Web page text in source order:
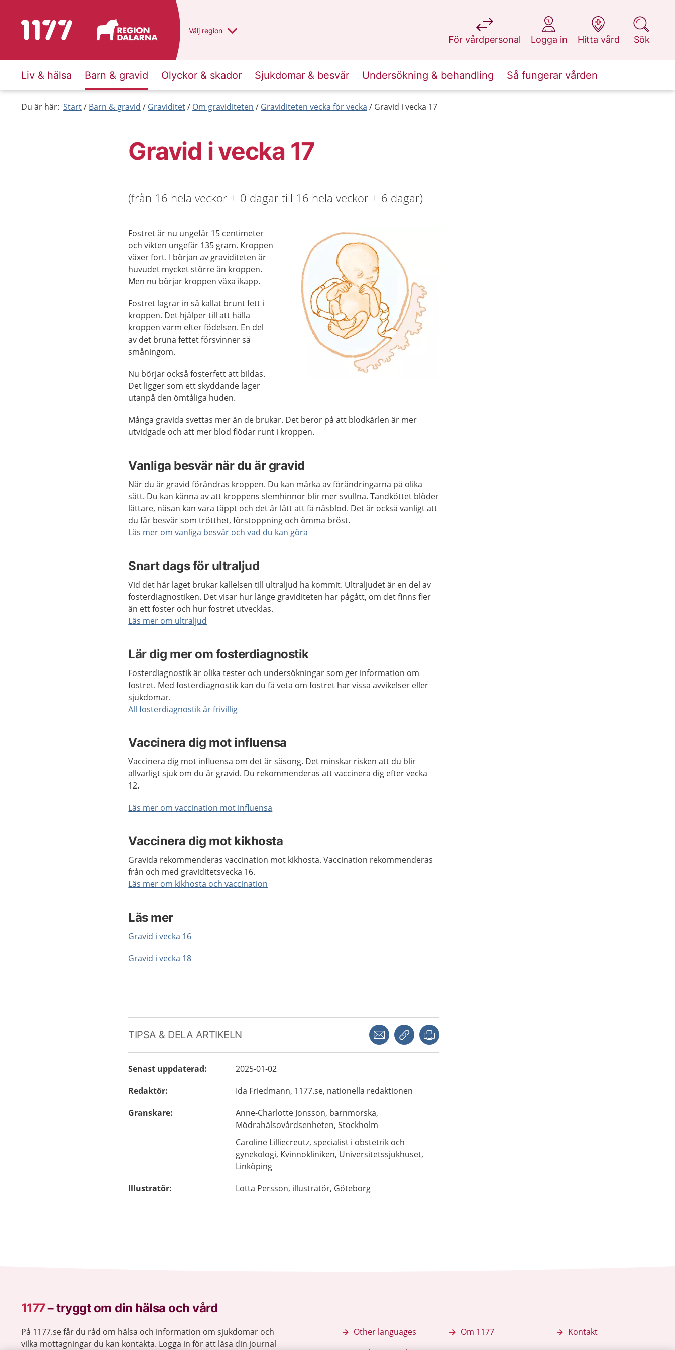
Till startsidan för 1177 Du har valt region
Välj en annan
region
För vårdpersonal
på 1177.se
Logga in
på 1177.se
Hitta vård
på 1177.se
Sök
på 1177.se
Liv & hälsa Barn & gravid Olyckor & skador Sjukdomar & besvär Undersökning & behandling Så fungerar vården
Du är här: Start Barn & gravid Graviditet Om graviditeten Graviditeten vecka för vecka Gravid i vecka 17
Gravid i vecka 17
(från 16 hela veckor + 0 dagar till 16 hela veckor + 6 dagar)
Fostret är nu ungefär 15 centimeter
och vikten ungefär 135 gram. Kroppen
växer fort. I början av graviditeten är
huvudet mycket större än kroppen.
Men nu börjar kroppen växa ikapp.
Fostret lagrar in så kallat brunt fett i
kroppen. Det hjälper till att hålla
kroppen varm efter födelsen. En del
av det bruna fettet försvinner så
småningom.
Nu börjar också fosterfett att bildas.
Det ligger som ett skyddande lager
utanpå den ömtåliga huden.
Många gravida svettas mer än de brukar. Det beror på att blodkärlen är mer
utvidgade och att mer blod flödar runt i kroppen.
Vanliga besvär när du är gravid
När du är gravid förändras kroppen. Du kan märka av förändringarna på olika
sätt. Du kan känna av att kroppens slemhinnor blir mer svullna. Tandköttet blöder
lättare, näsan kan vara täppt och det är lätt att få näsblod. ​Det är också vanligt att
du får besvär som trötthet, förstoppning och ömma bröst.
Läs mer om vanliga besvär och vad du kan göra
Snart dags för ultraljud
Vid det här laget brukar kallelsen till ultraljud ha kommit. Ultraljudet är en del av
fosterdiagnostiken. Det visar hur länge graviditeten har pågått, om det finns fler
än ett foster och hur fostret utvecklas.
Läs mer om ultraljud
Lär dig mer om fosterdiagnostik
Fosterdiagnostik är olika tester och undersökningar som ger information om
fostret. Med fosterdiagnostik kan du få veta om fostret har vissa avvikelser eller
sjukdomar.
All fosterdiagnostik är frivillig
Vaccinera dig mot influensa
Vaccinera dig mot influensa om det är säsong. Det minskar risken att du blir
allvarligt sjuk om du är gravid. Du rekommenderas att vaccinera dig efter vecka
12.
Läs mer om vaccination mot influensa
Vaccinera dig mot kikhosta
Gravida rekommenderas vaccination mot kikhosta. Vaccination rekommenderas
från och med graviditetsvecka 16.
Läs mer om kikhosta och vaccination
Läs mer
Gravid i vecka 16
Gravid i vecka 18
TIPSA & DELA ARTIKELN Dela via mejlKopiera länk
Senast uppdaterad:
2025-01-02
Redaktör: Ida Friedmann, 1177.se, nationella redaktionen
Granskare: Anne-Charlotte Jonsson, barnmorska,
Mödrahälsovårdsenheten, Stockholm
Caroline Lilliecreutz, specialist i obstetrik och
gynekologi, Kvinnokliniken, Universitetssjukhuset,
Linköping
Illustratör: Lotta Persson, illustratör, Göteborg
1177–tryggt om din hälsa och vård
På 1177.se får du råd om hälsa och information om sjukdomar och
vilka mottagningar du kan kontakta. Logga in för att läsa din journal
Other languages
Om 1177
Kontakt